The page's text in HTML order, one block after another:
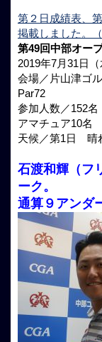
第２日成績表、
掲載しました。
第49回中部オー
2019年7月31日（
会場／片山津ゴ
Par72
参加人数／152名
アマチュア10名
天候／第1日 晴
石渡和輝（フ
ーク。
通算９アンダ